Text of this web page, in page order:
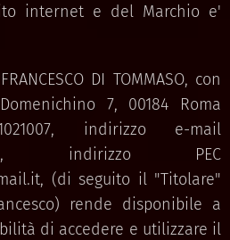
internet e del Marchio e'
DI TOMMASO, con
7, 00184 Roma
indirizzo e-mail
indirizzo PEC
(di seguito il "Titolare"
rende disponibile a
di accedere e utilizzare il